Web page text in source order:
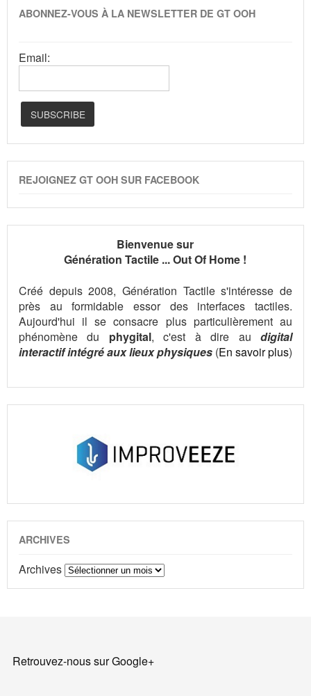
ABONNEZ-VOUS À LA NEWSLETTER DE GT OOH
Email:
REJOIGNEZ GT OOH SUR FACEBOOK
Bienvenue sur
Génération Tactile ... Out Of Home !
Créé depuis 2008, Génération Tactile s'intéresse de
près au formidable essor des interfaces tactiles.
Aujourd'hui il se consacre plus particulièrement au
phénomène du phygital, c'est à dire audigital
interactif intégré aux lieux physiques (En savoir plus)
ARCHIVES
Archives
Retrouvez-nous sur Google+